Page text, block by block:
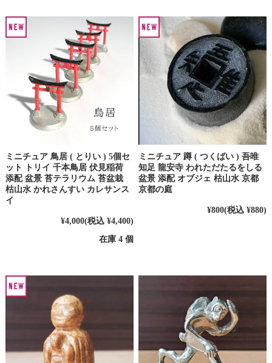
ミニチュア 鳥居 ( とりい ) 5個セ
ット トリイ 千本鳥居 伏見稲荷
添配 盆景 苔テラリウム 苔盆栽
枯山水 かれさんすい カレサンス
イ
¥4,000(税込 ¥4,400)
在庫 4 個
ミニチュア 蹲 ( つくばい ) 吾唯
知足 龍安寺 われただたるをしる
盆景 添配 オブジェ 枯山水 京都
京都の庭
¥800(税込 ¥880)